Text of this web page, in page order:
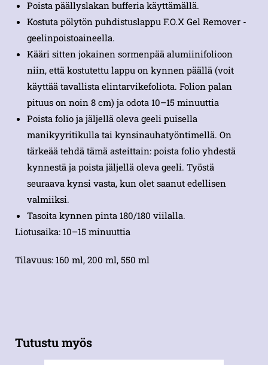
Poista päällyslakan bufferia käyttämällä.
Kostuta pölytön puhdistuslappu F.O.X Gel Remover -
geelinpoistoaineella.
Kääri sitten jokainen sormenpää alumiinifolioon
niin, että kostutettu lappu on kynnen päällä (voit
käyttää tavallista elintarvikefoliota. Folion palan
pituus on noin 8 cm) ja odota 10–15 minuuttia
Poista folio ja jäljellä oleva geeli puisella
manikyyritikulla tai kynsinauhatyöntimellä. On
tärkeää tehdä tämä asteittain: poista folio yhdestä
kynnestä ja poista jäljellä oleva geeli. Työstä
seuraava kynsi vasta, kun olet saanut edellisen
valmiiksi.
Tasoita kynnen pinta 180/180 viilalla.
Liotusaika: 10–15 minuuttia
Tilavuus: 160 ml, 200 ml, 550 ml
Tutustu myös